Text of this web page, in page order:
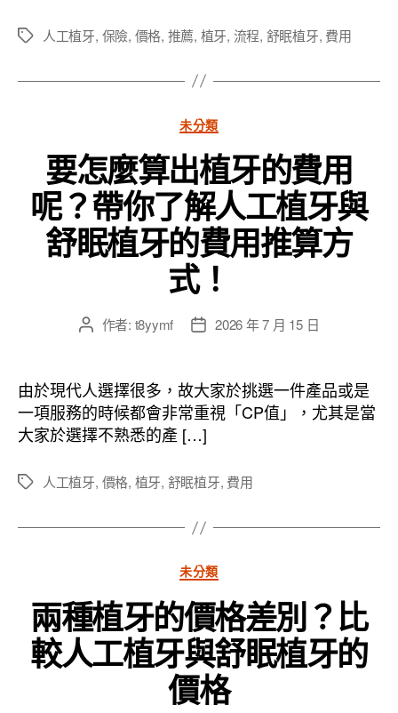
標
人工植牙, 保險, 價格, 推薦, 植牙, 流程, 舒眠植牙, 費用
分
類
未分類
要怎麼算出植牙的費用
呢？帶你了解人工植牙與
舒眠植牙的費用推算方
式！
文
者
作者: t8yymf
文
佈
日
期
2026 年 7 月 15 日
由於現代人選擇很多，故大家於挑選一件產品或是
一項服務的時候都會非常重視「CP值」，尤其是當
大家於選擇不熟悉的產 […]
標
人工植牙, 價格, 植牙, 舒眠植牙, 費用
分
類
未分類
兩種植牙的價格差別？比
較人工植牙與舒眠植牙的
價格